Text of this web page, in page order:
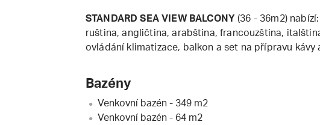
STANDARD SEA VIEW BALCONY (36 - 36m2)
ruština, angličtina, arabština, francouzština,
ovládání klimatizace, balkon a set na přípravu kávy
Bazény
Venkovní bazén - 349 m2
Venkovní bazén - 64 m2